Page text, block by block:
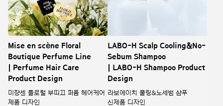
Mise en scène Floral
Boutique Perfume Line
| Perfume Hair Care
Product Design
미쟝센 플로럴 부띠끄 퍼퓸 헤어케어
제품 디자인
LABO-H Scalp Cooling&No-
Sebum Shampoo
| LABO-H Shampoo Product
Design
라보에이치 쿨링&노세범 샴푸
신제품 디자인